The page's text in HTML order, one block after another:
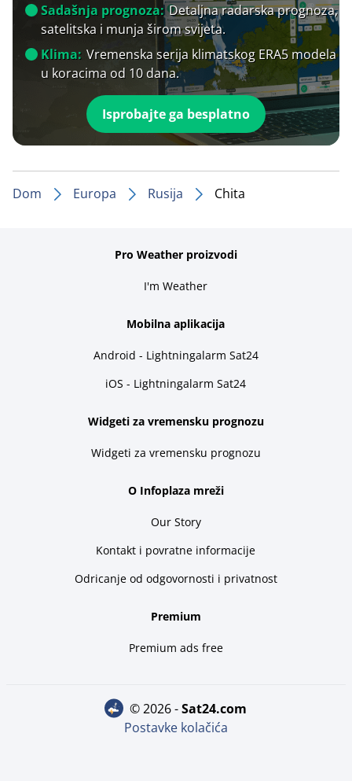
Sadašnja prognoza: Detaljna radarska prognoza,
satelitska i munja širom svijeta.
Klima: Vremenska serija klimatskog ERA5 modela
u koracima od 10 dana.
Isprobajte ga besplatno
Dom Europa Rusija Chita
Pro Weather proizvodi
I'm Weather
Mobilna aplikacija
Android - Lightningalarm Sat24
iOS - Lightningalarm Sat24
Widgeti za vremensku prognozu
Widgeti za vremensku prognozu
O Infoplaza mreži
Our Story
Kontakt i povratne informacije
Odricanje od odgovornosti i privatnost
Premium
Premium ads free
© 2026 - sat24.com
Postavke kolačića